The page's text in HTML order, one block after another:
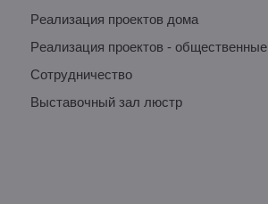
Pеализация проектов дома
Pеализация проектов -
Сотрудничество
Выставочный зал люстр